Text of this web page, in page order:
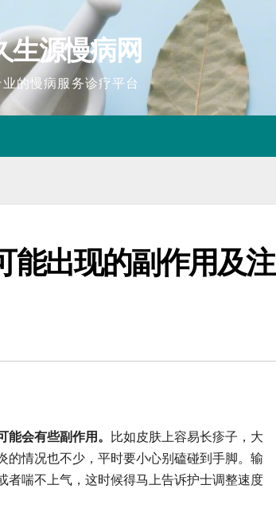
生源慢病网
业的慢病服务诊疗平台
能出现的副作用及注
会有些副作用。
比如皮肤上容易长疹子，大
情况也不少，平时要小心别磕碰到手脚。输
者喘不上气，这时候得马上告诉护士调整速度